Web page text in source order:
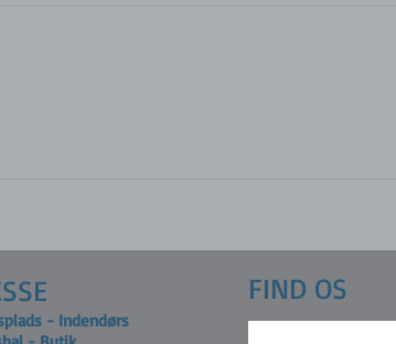
- Indendørs
FIND OS